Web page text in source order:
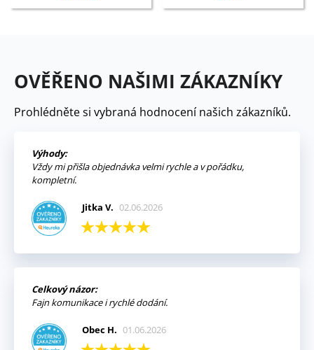
OVĚŘENO NAŠIMI ZÁKAZNÍKY
Prohlédněte si vybraná hodnocení našich zákazníků.
Výhody:
Vždy mi přišla objednávka velmi rychle a v pořádku,
kompletní.
Jitka V. 02.06.2026
Celkový názor:
Fajn komunikace i rychlé dodání.
Obec H. 01.06.2026